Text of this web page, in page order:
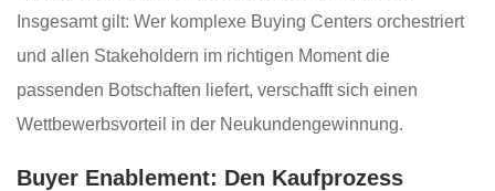
Insgesamt gilt: Wer komplexe Buying Centers orchestriert
und allen Stakeholdern im richtigen Moment die
passenden Botschaften liefert, verschafft sich einen
Wettbewerbsvorteil in der Neukundengewinnung.
Buyer Enablement: Den Kaufprozess